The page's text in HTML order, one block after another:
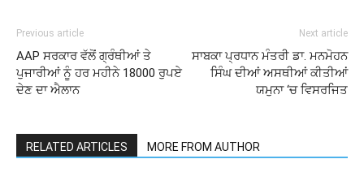
Previous article
AAP ਸਰਕਾਰ ਵੱਲੋਂ ਗ੍ਰੰਥੀਆਂ ਤੇ
ਪੁਜਾਰੀਆਂ ਨੂੰ ਹਰ ਮਹੀਨੇ 18000 ਰੁਪਏ
ਦੇਣ ਦਾ ਐਲਾਨ
Next article
ਸਾਬਕਾ ਪ੍ਰਧਾਨ ਮੰਤਰੀ ਡਾ. ਮਨਮੋਹਨ
ਸਿੰਘ ਦੀਆਂ ਅਸਥੀਆਂ ਕੀਤੀਆਂ
ਯਮੁਨਾ ‘ਚ ਵਿਸਰਜਿਤ
RELATED ARTICLES MORE FROM AUTHOR